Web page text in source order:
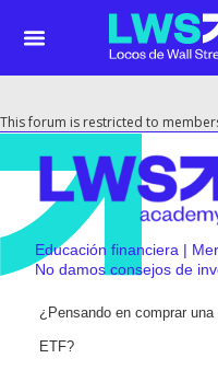
This forum is restricted to
Educación financiera |
No damos consejos de
¿Pensando en comprar
ETF?